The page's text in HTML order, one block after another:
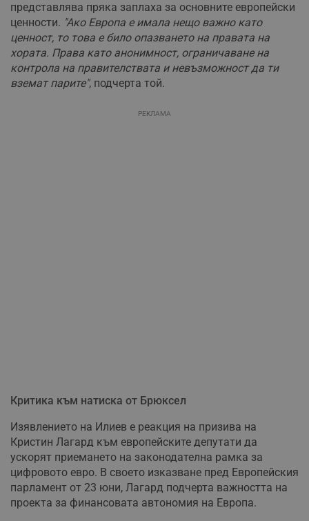
представлява пряка заплаха за основните европейски
ценности. "Ако Европа е имала нещо важно като
ценност, то това е било опазването на правата на
хората. Права като анонимност, ограничаване на
контрола на правителствата и невъзможност да ти
вземат парите", подчерта той.
РЕКЛАМА
Критика към натиска от Брюксел
Изявлението на Илиев е реакция на призива на
Кристин Лагард към европейските депутати да
ускорят приемането на законодателна рамка за
цифровото евро. В своето изказване пред Европейския
парламент от 23 юни, Лагард подчерта важността на
проекта за финансовата автономия на Европа.